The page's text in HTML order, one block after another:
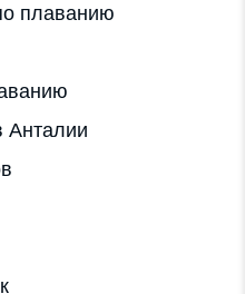
плаванию
Анталии